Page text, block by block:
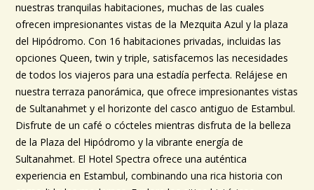
nuestras tranquilas habitaciones, muchas de las cuales
ofrecen impresionantes vistas de la Mezquita Azul y la plaza
del Hipódromo. Con 16 habitaciones privadas, incluidas las
opciones Queen, twin y triple, satisfacemos las necesidades
de todos los viajeros para una estadía perfecta. Relájese en
nuestra terraza panorámica, que ofrece impresionantes vistas
de Sultanahmet y el horizonte del casco antiguo de Estambul.
Disfrute de un café o cócteles mientras disfruta de la belleza
de la Plaza del Hipódromo y la vibrante energía de
Sultanahmet. El Hotel Spectra ofrece una auténtica
experiencia en Estambul, combinando una rica historia con